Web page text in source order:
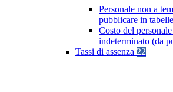
Personale non a
pubblicare in
Costo del
indeterminato (da
Tassi di assenza 22